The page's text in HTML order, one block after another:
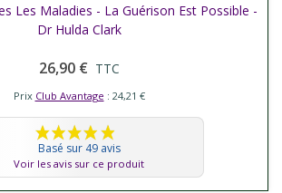
Les Maladies - La Guérison Est Possible -
Dr Hulda Clark
26,90 € TTC
Prix Club Avantage : 24,21 €
Basé sur 49 avis
Voir les avis sur ce produit